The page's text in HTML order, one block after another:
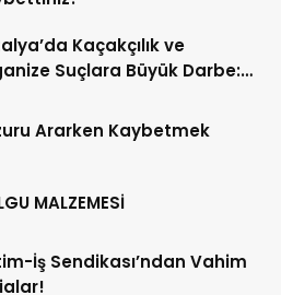
Kaçakçılık ve
Suçlara Büyük Darbe:
Ararken Kaybetmek
MALZEMESİ
İş Sendikası’ndan Vahim